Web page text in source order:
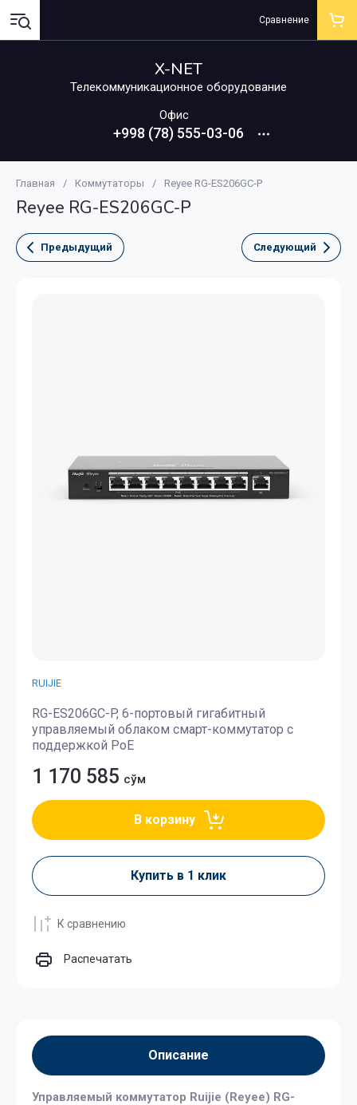
X-NET
Телекоммуникационное оборудование
Офис
+998 (78) 555-03-06
Сравнение
Главная / Коммутаторы / Reyee RG-ES206GC-P
Reyee RG-ES206GC-P
Предыдущий Следующий
RUIJIE
RG-ES206GC-P, 6-портовый гигабитный
управляемый облаком смарт-коммутатор с
поддержкой PoE
1 170 585 сўм
В корзину
Купить в 1 клик
К сравнению
Распечатать
Описание
Управляемый коммутатор Ruijie (Reyee) RG-